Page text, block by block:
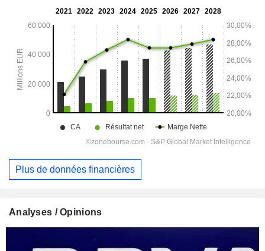
Plus de données financières
Analyses / Opinions